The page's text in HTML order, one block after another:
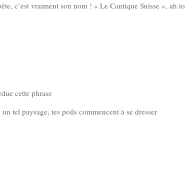
c’est vraiment son nom ! « Le Cantique Suisse », ah
cette phrase
tel paysage, tes poils commencent à se dresser